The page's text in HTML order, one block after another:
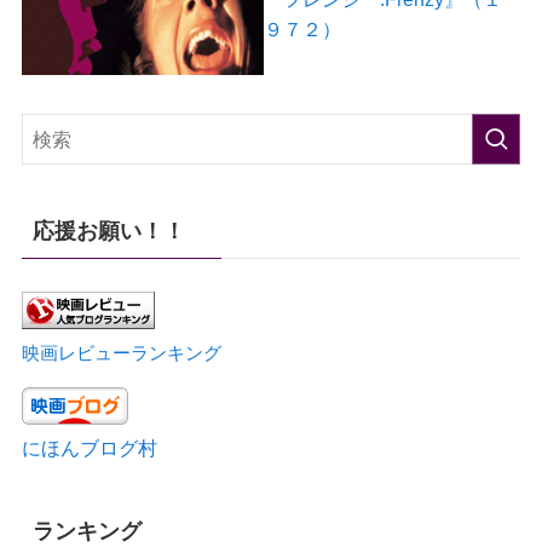
９７２）
応援お願い！！
映画レビューランキング
にほんブログ村
ランキング